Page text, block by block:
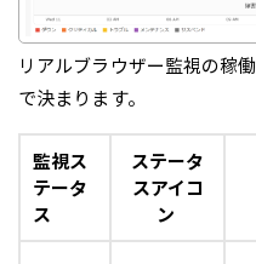
リアルブラウザー監視の稼
で決まります。
監視ス
テータ
ス
ステータ
スアイコ
ン